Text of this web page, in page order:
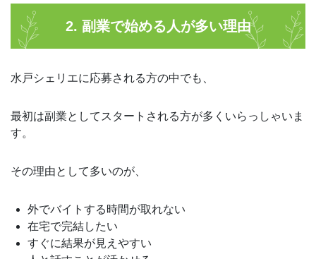
2. 副業で始める人が多い理由
水戸シェリエに応募される方の中でも、
最初は副業としてスタートされる方が多くいらっしゃいま
す。
その理由として多いのが、
外でバイトする時間が取れない
在宅で完結したい
すぐに結果が見えやすい